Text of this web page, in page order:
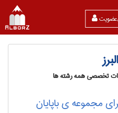
عضویت
تخصصی همه رشته ها
مجموعه ی باپایان